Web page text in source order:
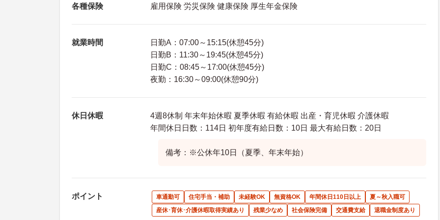
各種保険 雇用保険 労災保険 健康保険 厚生年金保険
就業時間
日勤A：07:00～15:15(休憩45分)
日勤B：11:30～19:45(休憩45分)
日勤C：08:45～17:00(休憩45分)
夜勤：16:30～09:00(休憩90分)
休日休暇
4週8休制 年末年始休暇 夏季休暇 有給休暇 出産・育児休暇 介護休暇
年間休日日数：114日 初年度有給日数：10日 最大有給日数：20日
備考：※公休年10日（夏季、年末年始）
ポイント 車通勤可 住宅手当・補助 未経験OK 無資格OK 年間休日110日以上
夏～秋入職可
産休･育休･介護休暇取得実績あり
残業少なめ 社会保険完備 交通費支給 退職金制度あり